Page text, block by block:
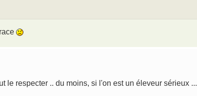
le respecter .. du moins, si l'on est un éleveur sérieux ...